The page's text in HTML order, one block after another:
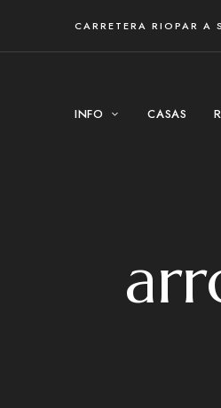
CARRETERA RIOPAR
INFO CASAS